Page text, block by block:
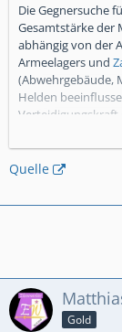
Die Gegnersuche
Gesamtstärke der
abhängig von der
Armeelagers und
(Abwehrgebäude,
Helden
Verteidigungskraft
normalen
Clankrieg-
Die Gegnersuche
Unterschiedliche
Siegen zu
sichergestellt, dass
gegenübersteht!
Quelle
Gold